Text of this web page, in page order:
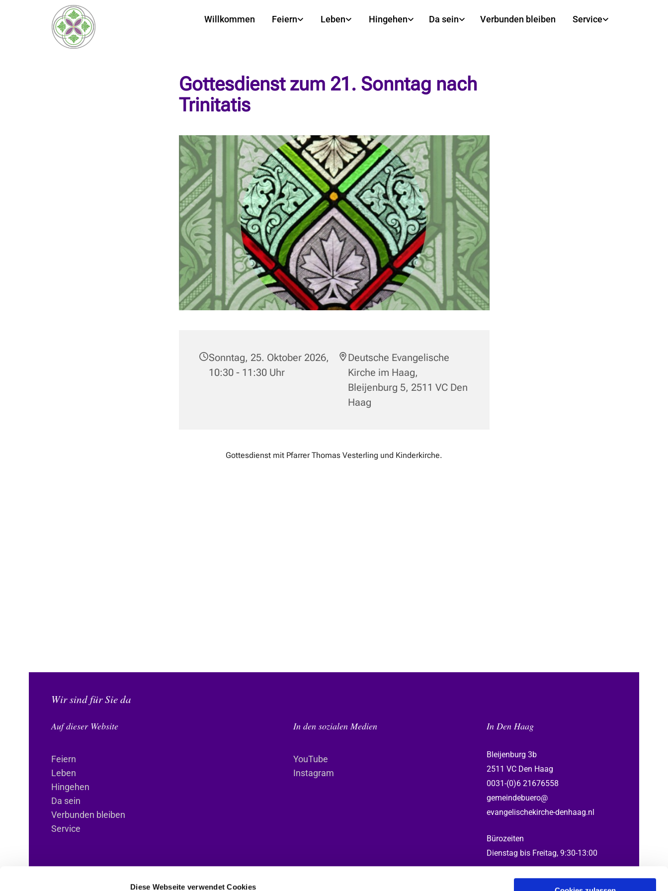
Diese Webseite verwendet Cookies
Willkommen Feiern Leben Hingehen Da sein Verbunden bleiben Service
Gottesdienst zum 21. Sonntag nach
Trinitatis
Sonntag, 25. Oktober 2026,
10:30 - 11:30 Uhr
Deutsche Evangelische
Kirche im Haag,
Bleijenburg 5, 2511 VC Den
Haag
Gottesdienst mit Pfarrer Thomas Vesterling und Kinderkirche.
Wir sind für Sie da
Auf dieser Website
Feiern
Leben
Hingehen
Da sein
Verbunden bleiben
Service
In den sozialen Medien
YouTube
Instagram
In Den Haag
Bleijenburg 3b
2511 VC Den Haag
0031-(0)6 21676558
gemeindebuero@
evangelischekirche-denhaag.nl
Bürozeiten
Dienstag bis Freitag, 9:30-13:00